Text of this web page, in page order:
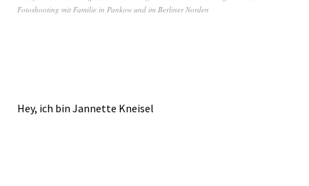
Fotoshooting mit Familie in Pankow und im Berliner Norden
Hey, ich bin Jannette Kneisel